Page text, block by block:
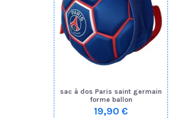
sac à dos Paris saint germain
forme ballon
19,90 €